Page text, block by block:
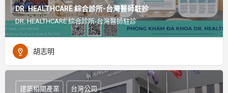
DR. HEALTHCARE 綜合診所-台灣醫師駐診
DR. HEALTHCARE 綜合診所-台灣醫師駐診
胡志明
建築相關產業 台灣公司